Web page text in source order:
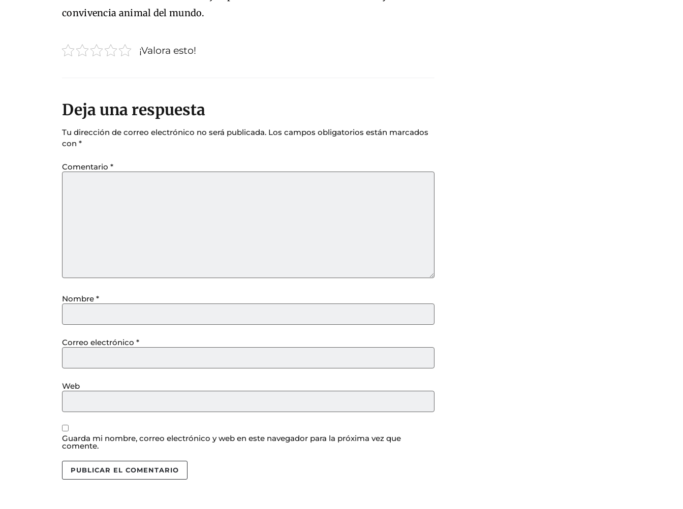
convivencia animal del mundo.
¡Valora esto!
Deja una respuesta
Tu dirección de correo electrónico no será publicada. Los campos obligatorios están marcados
con *
Comentario *
Nombre *
Correo electrónico *
Web
Guarda mi nombre, correo electrónico y web en este navegador para la próxima vez que
comente.